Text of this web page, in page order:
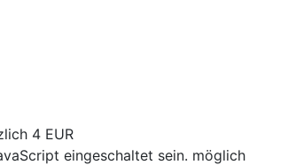
4 EUR
eingeschaltet sein. möglich